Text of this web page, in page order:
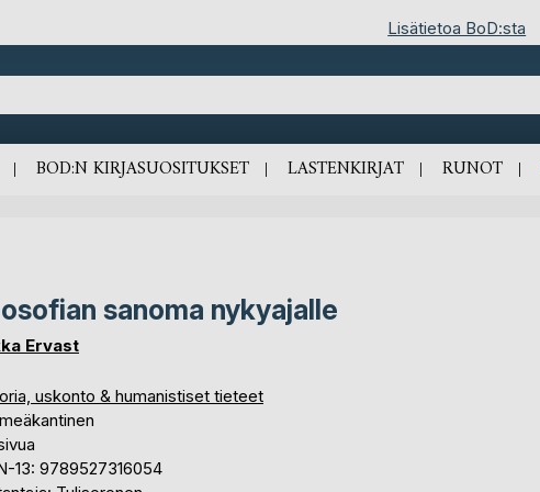
Lisätietoa BoD:sta
BOD:N KIRJASUOSITUKSET LASTENKIRJAT RUNOT
sanoma nykyajalle
Ervast
uskonto & humanistiset tieteet
13: 9789527316054